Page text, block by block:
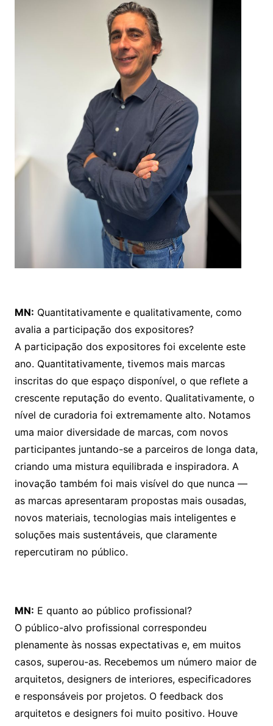
MN: Quantitativamente e qualitativamente, como
avalia a participação dos expositores?
A participação dos expositores foi excelente este
ano. Quantitativamente, tivemos mais marcas
inscritas do que espaço disponível, o que reflete a
crescente reputação do evento. Qualitativamente, o
nível de curadoria foi extremamente alto. Notamos
uma maior diversidade de marcas, com novos
participantes juntando-se a parceiros de longa data,
criando uma mistura equilibrada e inspiradora. A
inovação também foi mais visível do que nunca —
as marcas apresentaram propostas mais ousadas,
novos materiais, tecnologias mais inteligentes e
soluções mais sustentáveis, que claramente
repercutiram no público.
MN: E quanto ao público profissional?
O público-alvo profissional correspondeu
plenamente às nossas expectativas e, em muitos
casos, superou-as. Recebemos um número maior de
arquitetos, designers de interiores, especificadores
e responsáveis por projetos. O feedback dos
arquitetos e designers foi muito positivo. Houve